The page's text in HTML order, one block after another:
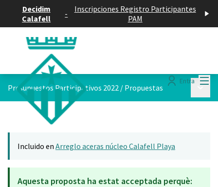
Decidim
Calafell
-
Inscripciones Registro Participantes
PAM
Entra
Presupuestos Participativos 2022 / Propuestas
Incluido en Arreglo aceras núcleo Calafell Playa
Aquesta proposta ha estat acceptada perquè: